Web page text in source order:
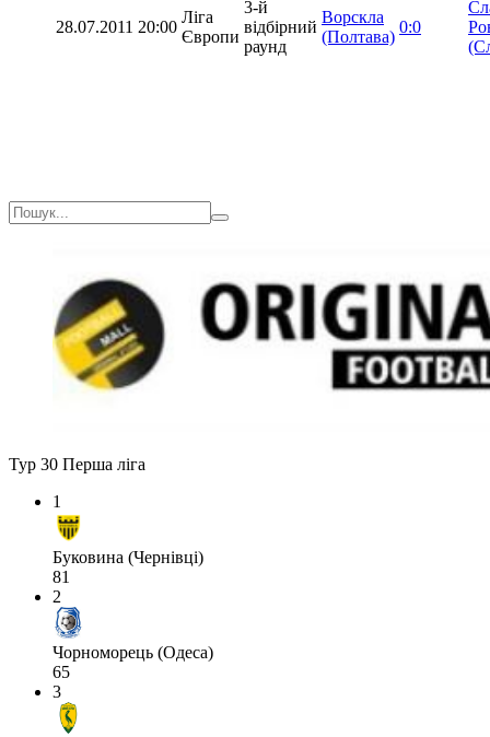
28.07.2011 20:00
Ліга
Європи
3-й
відбірний
раунд
Ворскла
(Полтава)
0:0
Тур 30 Перша ліга
1
Буковина (Чернівці)
81
2
Чорноморець (Одеса)
65
3